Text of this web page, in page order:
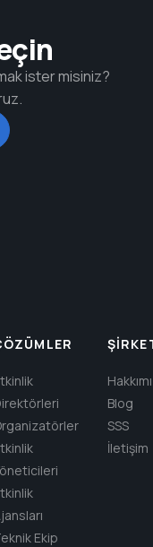
ister misiniz?
Ekip
Blog
SSS
İletişim